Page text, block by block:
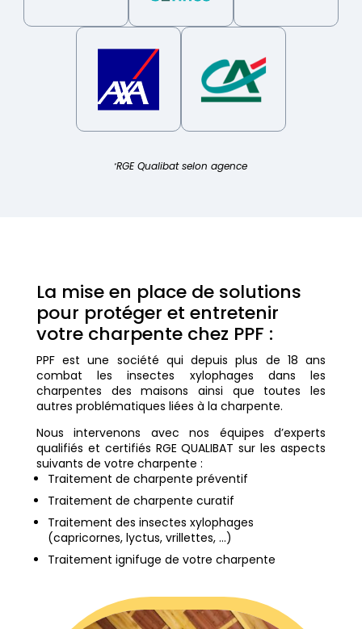
*RGE Qualibat selon agence
La mise en place de solutions
pour protéger et entretenir
votre charpente chez PPF :
PPF est une société qui depuis plus de 18 ans
combat les insectes xylophages dans les
charpentes des maisons ainsi que toutes les
autres problématiques liées à la charpente.
Nous intervenons avec nos équipes d’experts
qualifiés et certifiés RGE QUALIBAT sur les aspects
suivants de votre charpente :
Traitement de charpente préventif
Traitement de charpente curatif
Traitement des insectes xylophages
(capricornes, lyctus, vrillettes, …)
Traitement ignifuge de votre charpente